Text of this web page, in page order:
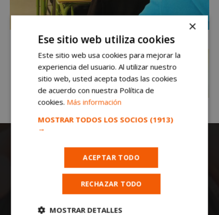
×
Ese sitio web utiliza cookies
Este sitio web usa cookies para mejorar la
experiencia del usuario. Al utilizar nuestro
sitio web, usted acepta todas las cookies
de acuerdo con nuestra Política de
cookies. Más información
MOSTRAR TODOS LOS SOCIOS (1913)
→
ACEPTAR TODO
RECHAZAR TODO
MOSTRAR DETALLES